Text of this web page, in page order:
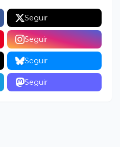
Seguir
Seguir
Seguir
Seguir